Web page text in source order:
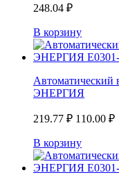
248.04 ₽
В корзину
ЭНЕРГИЯ
219.77 ₽ 110.00 ₽
В корзину